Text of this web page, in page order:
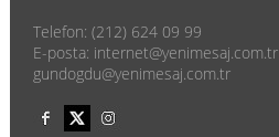
Telefon: (212) 624 09 99
E-posta: internet@yenimesaj.com.tr
gundogdu@yenimesaj.com.tr